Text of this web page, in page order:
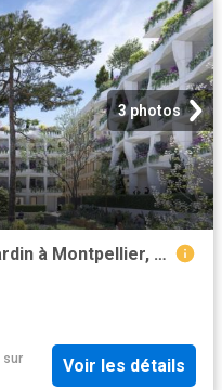
3 photos
Appartement neuf T4 avec jardin à Montpellier, ZAC CITE CREA
sur
Voir les détails